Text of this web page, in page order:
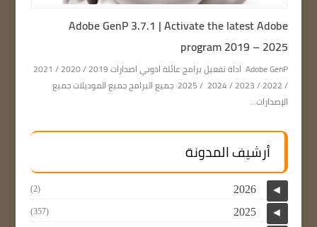
Adobe GenP 3.7.1 | Activate the latest Adobe
program 2019 – 2025
Adobe GenP اداة تفعيل برامج عائلة ادوبي اصدارات 2019 / 2020 / 2021
/ 2022 / 2023 / 2024 / 2025 جميع البرامج جميع الموديلات جميع
الإصدارات...
أرشيف المدونة
◄
2026
(2)
◄
2025
(357)